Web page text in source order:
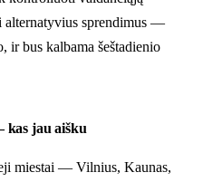
alternatyvius sprendimus —
ir bus kalbama šeštadienio
jau aišku
miestai — Vilnius, Kaunas,